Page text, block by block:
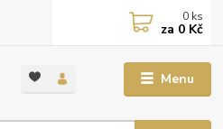
Menu
0 ks
za 0 Kč